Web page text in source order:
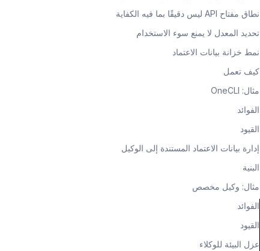
نطاق مفتاح API ليس دقيقًا بما فيه الكفاية
تحديد المعدل لا يمنع سوء الاستخدام
نمط خزانة بيانات الاعتماد
كيف تعمل
مثال: OneCLI
الفوائد
القيود
إدارة بيانات الاعتماد المستندة إلى الوكيل
البنية
مثال: وكيل مخصص
الفوائد
القيود
عزل البيئة للوكلاء